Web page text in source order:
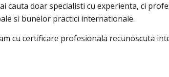
cauta doar specialisti cu experienta, ci
si bunelor practici internationale.
cu certificare profesionala recunoscuta